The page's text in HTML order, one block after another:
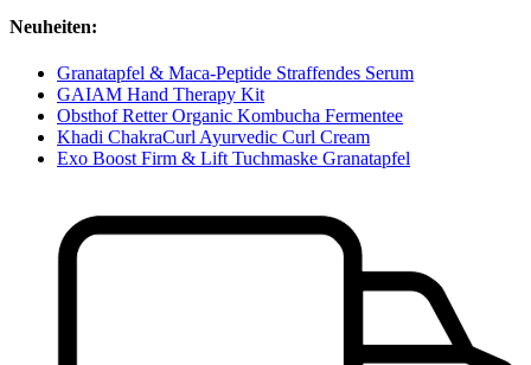
Neuheiten:
Granatapfel & Maca-Peptide Straffendes Serum
GAIAM Hand Therapy Kit
Obsthof Retter Organic Kombucha Fermentee
Khadi ChakraCurl Ayurvedic Curl Cream
Exo Boost Firm & Lift Tuchmaske Granatapfel